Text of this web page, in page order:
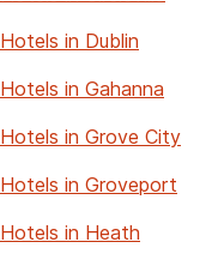
Hotels in Dublin
Hotels in Gahanna
Hotels in Grove City
Hotels in Groveport
Hotels in Heath